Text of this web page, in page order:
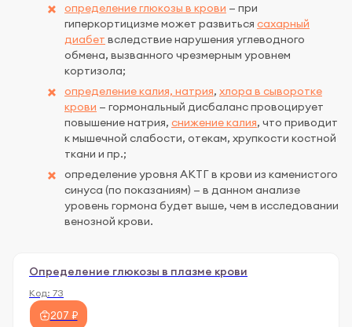
определение глюкозы в крови — при
гиперкортицизме может развиться сахарный
диабет вследствие нарушения углеводного
обмена, вызванного чрезмерным уровнем
кортизола;
определение калия, натрия, хлора в сыворотке
крови — гормональный дисбаланс провоцирует
повышение натрия, снижение калия, что приводит
к мышечной слабости, отекам, хрупкости костной
ткани и пр.;
определение уровня АКТГ в крови из каменистого
синуса (по показаниям) — в данном анализе
уровень гормона будет выше, чем в исследовании
венозной крови.
Определение глюкозы в плазме крови
Код: 73
207 ₽